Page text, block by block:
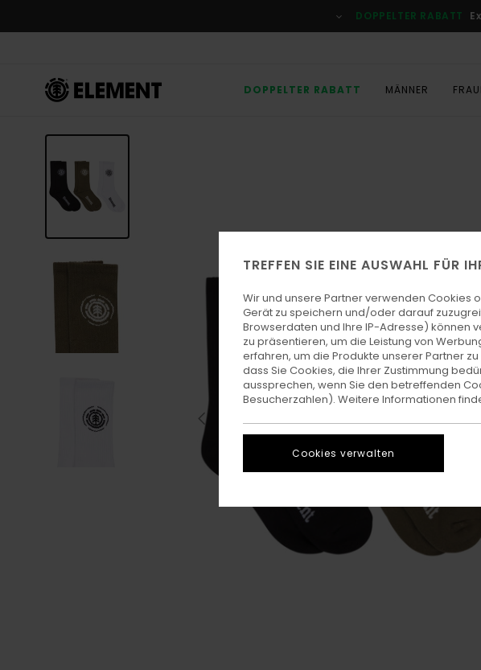
Produktinformation
DOPPELTER RABATT
DOPPELTER RABATT MÄNNER
TREFFEN SIE EINE AUSWAHL FÜR
Wir und unsere Partner verwenden Cookies
Gerät zu speichern und/oder darauf
Browserdaten und Ihre IP-Adresse) können
zu präsentieren, um die Leistung von
erfahren, um die Produkte unserer Partner
dass Sie Cookies, die Ihrer Zustimmung
aussprechen, wenn Sie den betreffenden
Besucherzahlen). Weitere Informationen
Cookies verwalten